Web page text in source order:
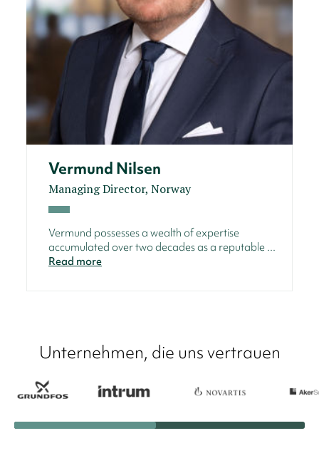
Vermund Nilsen
Managing Director, Norway
Vermund possesses a wealth of expertise
accumulated over two decades as a reputable ...
Read more
Unternehmen, die uns vertrauen